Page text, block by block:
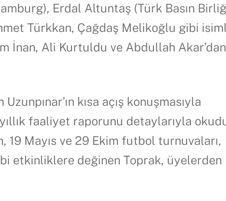
Erdal Altuntaş (Türk Basın
Türkkan, Çağdaş Melikoğlu gibi
İnan, Ali Kurtuldu ve Abdullah Akar’dan
kısa açış konuşmasıyla
faaliyet raporunu detaylarıyla
19 Mayıs ve 29 Ekim futbol turnuvaları,
etkinliklere değinen Toprak, üyelerden